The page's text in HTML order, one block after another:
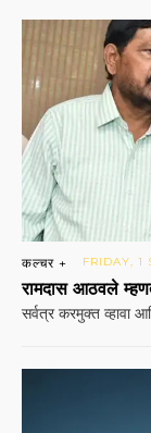
कल्चर + FRIDAY, 1
रामदास आठवले
सर्वत्र करमुक्त व्हावा